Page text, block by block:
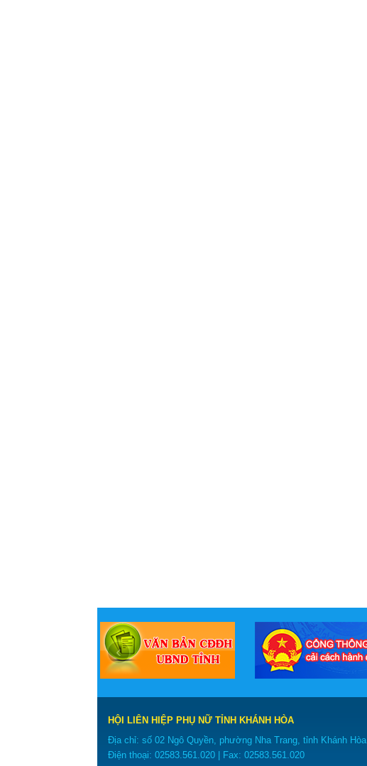
‹
HỘI LIÊN HIỆP PHỤ NỮ TỈNH KHÁNH HÒA
Địa chỉ: số 02 Ngô Quyền, phường Nha Trang, tỉnh Khánh Hòa.
Điện thoại: 02583.561.020 | Fax: 02583.561.020